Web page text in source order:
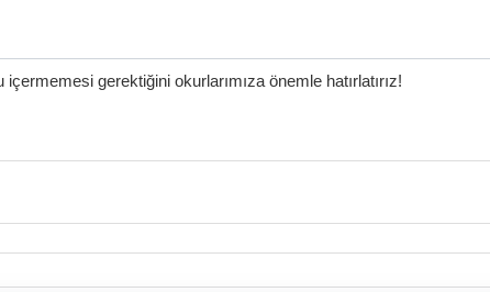
gerektiğini okurlarımıza önemle hatırlatırız!